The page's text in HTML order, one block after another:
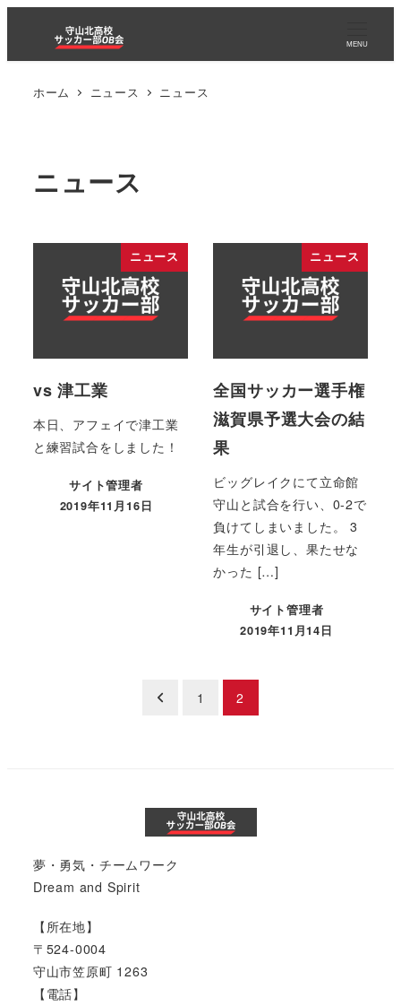
MENU
ホーム ニュース ニュース
ニュース
ニュース
vs 津工業
本日、アフェイで津工業
と練習試合をしました！
サイト管理者
2019年11月16日
ニュース
全国サッカー選手権
滋賀県予選大会の結
果
ビッグレイクにて立命館
守山と試合を行い、0-2で
負けてしまいました。 3
年生が引退し、果たせな
かった […]
サイト管理者
2019年11月14日
ジ
送
り
1 2
夢・勇気・チームワーク
Dream and Spirit
【所在地】
〒524-0004
守山市笠原町 1263
【電話】